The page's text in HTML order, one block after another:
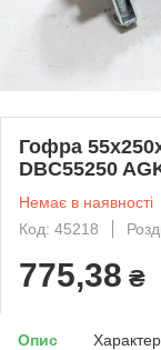
Гофра
DBC55250
Немає в наявності
Код: 45218
775,38 ₴
Опис